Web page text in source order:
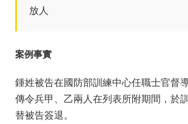
放人
案例事實
鍾姓被告在國防部訓練中心任職士官督
傳令兵甲、乙兩人在列表所附期間，於
替被告簽退。